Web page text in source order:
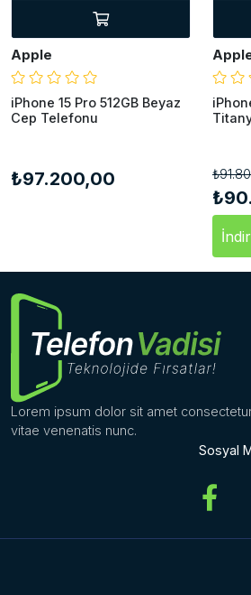
Apple
iPhone 15 Pro 512GB Beyaz
Cep Telefonu
₺97.200,00
Lorem ipsum dolor sit amet
vitae venenatis nunc.
Sosyal